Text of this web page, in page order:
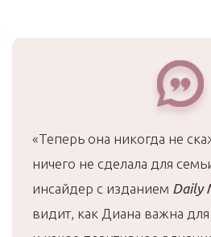
«Теперь она никогда не
ничего не сделала для
инсайдер с изданием Daily
видит, как Диана важна